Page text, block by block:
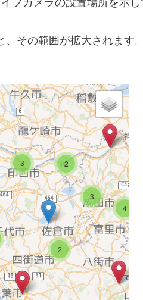
その範囲が拡大されます。
2
2
3
3
3
4